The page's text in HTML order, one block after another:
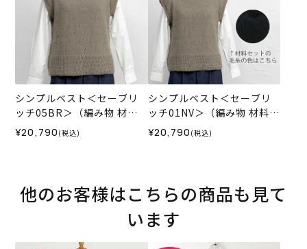
シンプルベスト＜セーブリ
ッチ05BR＞（編み物 材料
セット）
¥20,790 (税込)
シンプルベスト＜セーブリ
ッチ01NV＞（編み物 材料セ
ット）
¥20,790 (税込)
他のお客様はこちらの商品も見て
います